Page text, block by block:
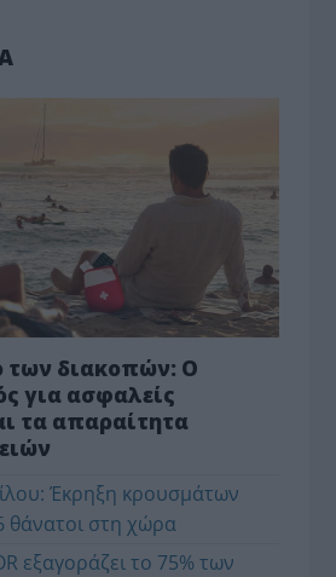
των διακοπών: Ο
για ασφαλείς
τα απαραίτητα
Έκρηξη κρουσμάτων
θάνατοι στη χώρα
εξαγοράζει το 75% των